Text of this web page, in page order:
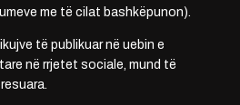
me të cilat bashkëpunon).
të publikuar në uebin e
në rrjetet sociale, mund të